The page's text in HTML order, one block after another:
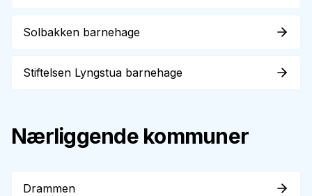
Solbakken barnehage
Stiftelsen Lyngstua barnehage
Nærliggende kommuner
Drammen